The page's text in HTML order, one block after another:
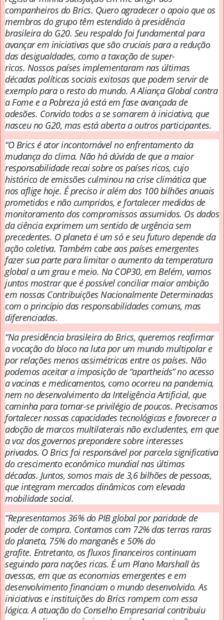
companheiros do Brics. Quero agradecer o apoio que os
membros do grupo têm estendido à presidência
brasileira do G20. Seu respaldo foi fundamental para
avançar em iniciativas que são cruciais para a redução
das desigualdades, como a taxação de super-
ricos. Nossos países implementaram nas últimas
décadas políticas sociais exitosas que podem servir de
exemplo para o resto do mundo.A Aliança Global contra
a Fome e a Pobreza já está em fase avançada de
adesões. Convido todos a se somarem à iniciativa, que
nasceu no G20, mas está aberta a outros participantes.
“O Brics é ator incontornável no enfrentamento da
mudança do clima. Não há dúvida de que a maior
responsabilidade recai sobre os países ricos, cujo
histórico de emissões culminou na crise climática que
nos aflige hoje. É preciso ir além dos 100 bilhões anuais
prometidos e não cumpridos, e fortalecer medidas de
monitoramento dos compromissos assumidos. Os dados
da ciência exprimem um sentido de urgência sem
precedentes. O planeta é um só e seu futuro depende da
ação coletiva. Também cabe aos países emergentes
fazer sua parte para limitar o aumento da temperatura
global a um grau e meio. Na COP30, em Belém, vamos
juntos mostrar que é possível conciliar maior ambição
em nossas Contribuições Nacionalmente Determinadas
com o princípio das responsabilidades comuns, mas
diferenciadas.
“Na presidência brasileira do Brics, queremos reafirmar
a vocação do bloco na luta por um mundo multipolar e
por relações menos assimétricas entre os países. Não
podemos aceitar a imposição de “apartheids” no acesso
a vacinas e medicamentos, como ocorreu na pandemia,
nem no desenvolvimento da Inteligência Artificial, que
caminha para tornar-se privilégio de poucos. Precisamos
fortalecer nossas capacidades tecnológicas e favorecer a
adoção de marcos multilaterais não excludentes, em que
a voz dos governos prepondere sobre interesses
privados. O Brics foi responsável por parcela significativa
do crescimento econômico mundial nas últimas
décadas. Juntos, somos mais de 3,6 bilhões de pessoas,
que integram mercados dinâmicos com elevada
mobilidade social.
“Representamos 36% do PIB global por paridade de
poder de compra. Contamos com 72% das terras raras
do planeta, 75% do manganês e 50% do
grafite. Entretanto, os fluxos financeiros continuam
seguindo para nações ricas. É um Plano Marshall às
avessas, em que as economias emergentes e em
desenvolvimento financiam o mundo desenvolvido.As
iniciativas e instituições do Brics rompem com essa
lógica.A atuação do Conselho Empresarial contribuiu